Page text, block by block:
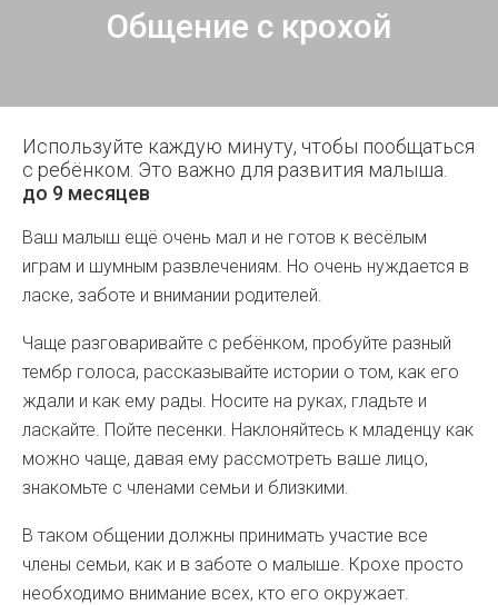
Общение с крохой
Используйте каждую минуту, чтобы пообщаться
с ребёнком. Это важно для развития малыша.
до 9 месяцев
Ваш малыш ещё очень мал и не готов к весёлым
играм и шумным развлечениям. Но очень нуждается в
ласке, заботе и внимании родителей.
Чаще разговаривайте с ребёнком, пробуйте разный
тембр голоса, рассказывайте истории о том, как его
ждали и как ему рады. Носите на руках, гладьте и
ласкайте. Пойте песенки. Наклоняйтесь к младенцу как
можно чаще, давая ему рассмотреть ваше лицо,
знакомьте с членами семьи и близкими.
В таком общении должны принимать участие все
члены семьи, как и в заботе о малыше. Крохе просто
необходимо внимание всех, кто его окружает.